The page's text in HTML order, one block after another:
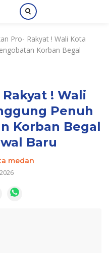
Pro- Rakyat ! Wali Kota
Korban Begal
! Wali
Penuh
Korban Begal
Baru
medan